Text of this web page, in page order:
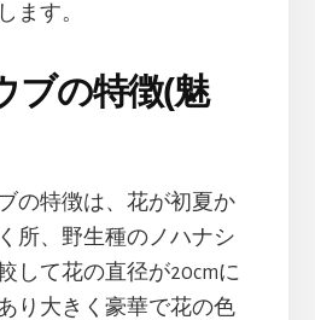
ます。
ブの特徴(魅
の特徴は、花が初夏か
所、野生種のノハナシ
して花の直径が20cmに
り大きく豪華で花の色